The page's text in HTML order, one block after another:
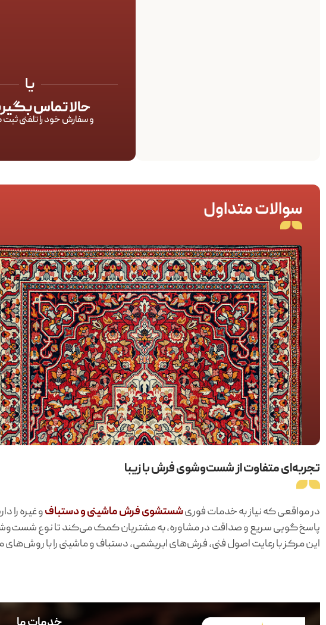
یا
حالا تماس
و سفارش خود را تلفنی
سوالات متداول
تجربه‌ای متفاوت از شست‌وشوی فرش با زیبا
در مواقعی که نیاز به خدمات فوریشستشوی فرش ماشینی و دستبافو غیره را
پاسخ‌گویی سریع و صداقت در مشاوره، به مشتریان کمک می‌کند تا نوع
این مرکز با رعایت اصول فنی، فرش‌های ابریشمی، دستباف و ماشینی را با